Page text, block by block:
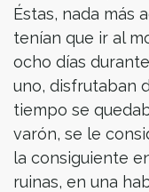
Éstas, nada más
tenían que ir al
ocho días
uno, disfrutaban
tiempo se
varón, se le
la consiguiente
ruinas, en una